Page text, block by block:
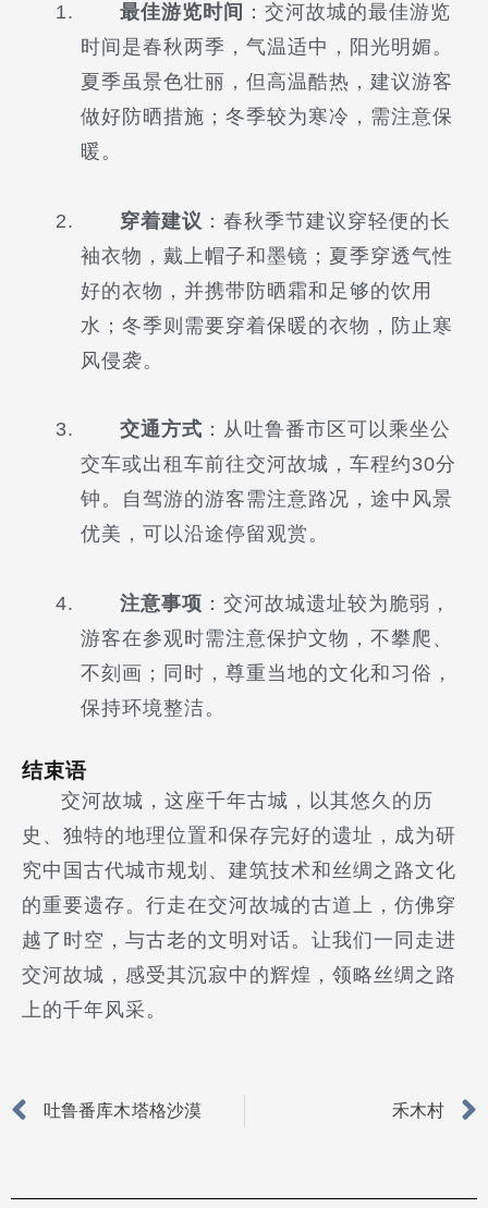
最佳游览时间 ：交河故城的最佳游览
时间是春秋两季，气温适中，阳光明媚。
夏季虽景色壮丽，但高温酷热，建议游客
做好防晒措施；冬季较为寒冷，需注意保
暖。
穿着建议 ：春秋季节建议穿轻便的长
袖衣物，戴上帽子和墨镜；夏季穿透气性
好的衣物，并携带防晒霜和足够的饮用
水；冬季则需要穿着保暖的衣物，防止寒
风侵袭。
交通方式 ：从吐鲁番市区可以乘坐公
交车或出租车前往交河故城，车程约30分
钟。自驾游的游客需注意路况，途中风景
优美，可以沿途停留观赏。
注意事项 ：交河故城遗址较为脆弱，
游客在参观时需注意保护文物，不攀爬、
不刻画；同时，尊重当地的文化和习俗，
保持环境整洁。
结束语
交河故城，这座千年古城，以其悠久的历
史、独特的地理位置和保存完好的遗址，成为研
究中国古代城市规划、建筑技术和丝绸之路文化
的重要遗存。行走在交河故城的古道上，仿佛穿
越了时空，与古老的文明对话。让我们一同走进
交河故城，感受其沉寂中的辉煌，领略丝绸之路
上的千年风采。
Prev
吐鲁番库木塔格沙漠 禾木村